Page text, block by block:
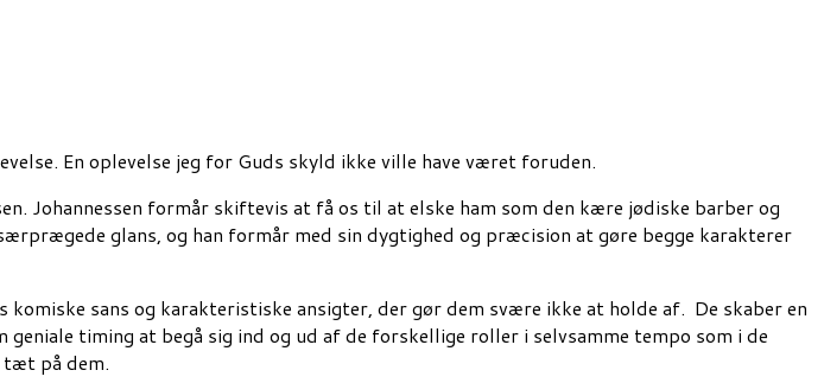
En oplevelse jeg for Guds skyld ikke ville have været foruden.
Johannessen formår skiftevis at få os til at elske ham som den kære jødiske barber og
glans, og han formår med sin dygtighed og præcision at gøre begge karakterer
sans og karakteristiske ansigter, der gør dem svære ikke at holde af. De skaber en
timing at begå sig ind og ud af de forskellige roller i selvsamme tempo som i de
på dem.